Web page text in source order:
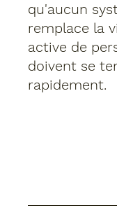
qu'aucun
remplace la
active de
doivent se
rapidement.